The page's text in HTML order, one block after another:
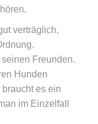
verträglich,
Freunden.
Hunden
es ein
im Einzelfall